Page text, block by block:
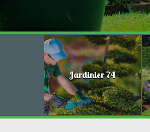
Jardinier 74